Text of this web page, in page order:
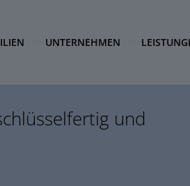
UNTERNEHMEN
und